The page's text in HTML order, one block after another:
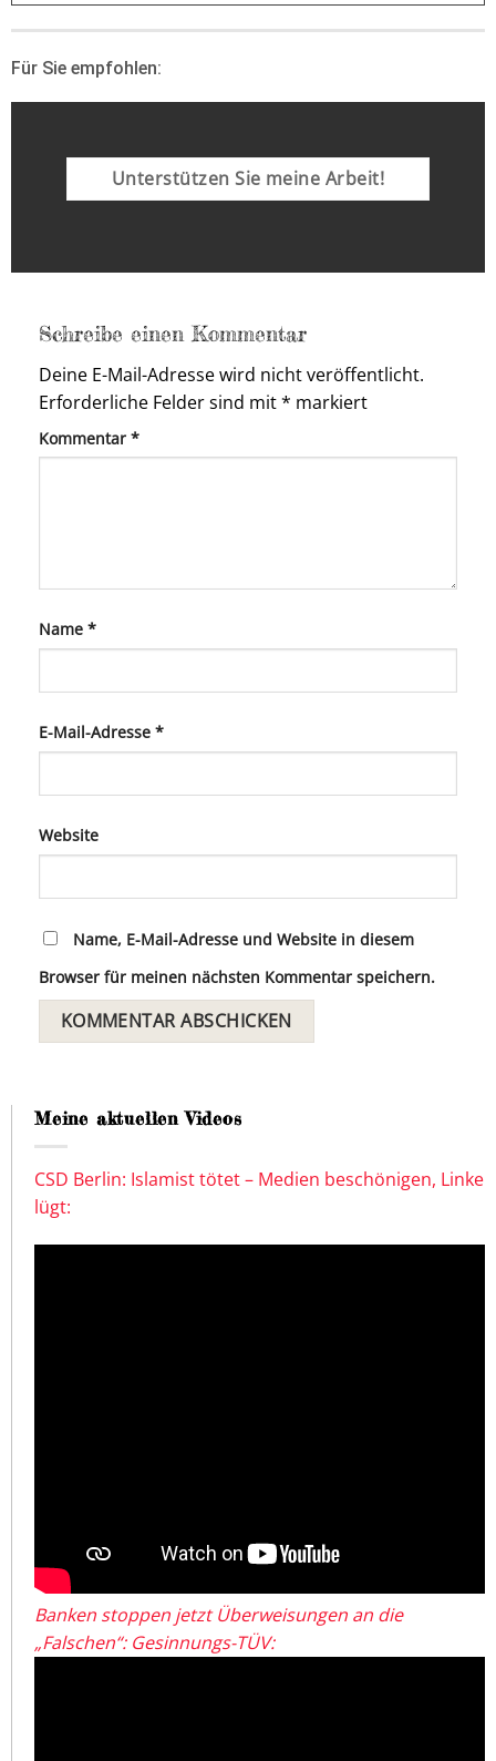
Für Sie empfohlen:
Unterstützen Sie meine Arbeit!
Schreibe einen Kommentar
Deine E-Mail-Adresse wird nicht veröffentlicht.
Erforderliche Felder sind mit* markiert
Kommentar *
Name *
E-Mail-Adresse *
Website
Name, E-Mail-Adresse und Website in diesem
Browser für meinen nächsten Kommentar speichern.
Meine aktuellen Videos
CSD Berlin: Islamist tötet – Medien beschönigen, Linke
lügt:
Banken stoppen jetzt Überweisungen an die
„Falschen“: Gesinnungs-TÜV: